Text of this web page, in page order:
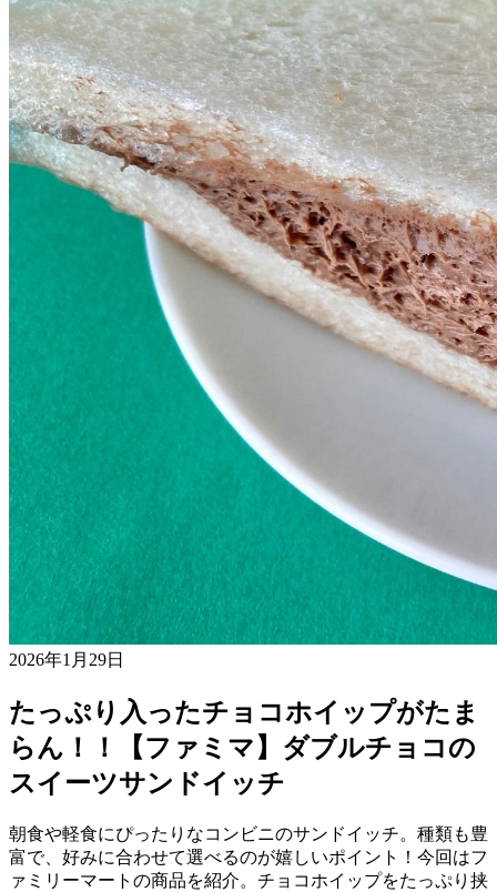
2026年1月29日
たっぷり入ったチョコホイップがたま
らん！！【ファミマ】ダブルチョコの
スイーツサンドイッチ
朝食や軽食にぴったりなコンビニのサンドイッチ。種類も豊
富で、好みに合わせて選べるのが嬉しいポイント！今回はフ
ァミリーマートの商品を紹介。チョコホイップをたっぷり挟